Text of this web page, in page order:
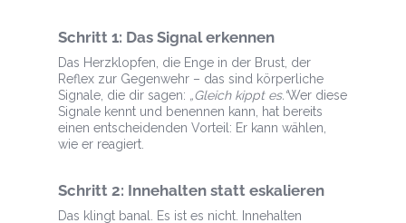
Schritt 1: Das Signal erkennen
Das Herzklopfen, die Enge in der Brust, der
Reflex zur Gegenwehr – das sind körperliche
Signale, die dir sagen: „Gleich kippt es.“Wer diese
Signale kennt und benennen kann, hat bereits
einen entscheidenden Vorteil: Er kann wählen,
wie er reagiert.
Schritt 2: Innehalten statt eskalieren
Das klingt banal. Es ist es nicht. Innehalten